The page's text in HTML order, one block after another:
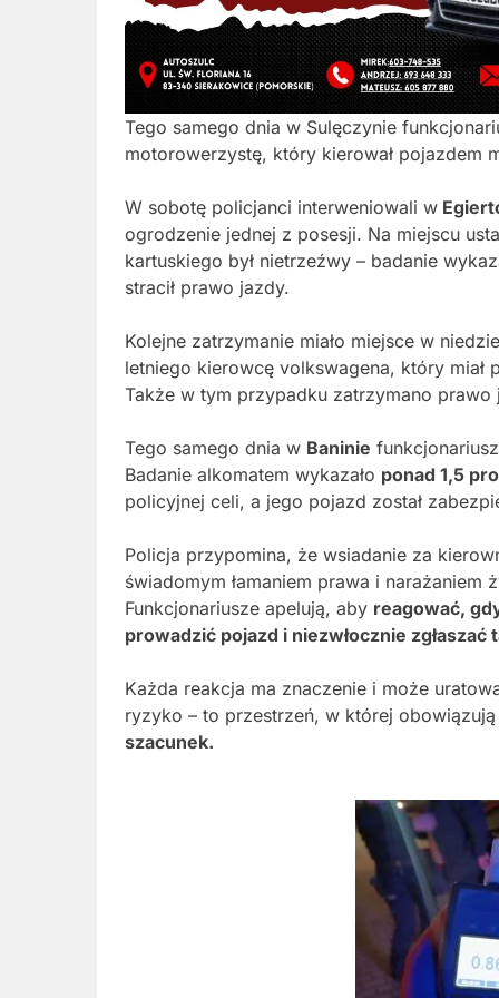
Tego samego dnia w Sulęczynie
motorowerzystę, który kierował pojazdem
W sobotę policjanci interweniowali w
ogrodzenie jednej z posesji. Na miejscu
kartuskiego był nietrzeźwy – badanie
stracił prawo jazdy.
Kolejne zatrzymanie miało miejsce w
letniego kierowcę volkswagena, który miał
Także w tym przypadku zatrzymano prawo
Tego samego dnia w Baninie
Badanie alkomatem wykazało ponad 1,5
policyjnej celi, a jego pojazd został
Policja przypomina, że wsiadanie za
świadomym łamaniem prawa i
Funkcjonariusze apelują, aby reagować,
prowadzić pojazd i niezwłocznie
Każda reakcja ma znaczenie i może
ryzyko – to przestrzeń, w której
szacunek.